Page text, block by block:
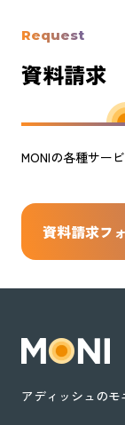
Request
資料請求
MONIの各種サー
資料請求フ
アディッシュのモ